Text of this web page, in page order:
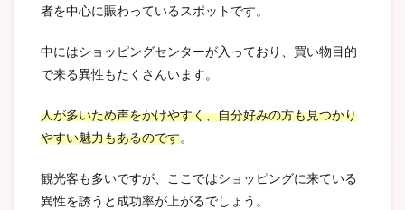
者を中心に賑わっているスポットです。
中にはショッピングセンターが入っており、買い物目的
で来る異性もたくさんいます。
人が多いため声をかけやすく、自分好みの方も見つかり
やすい魅力もあるのです。
観光客も多いですが、ここではショッピングに来ている
異性を誘うと成功率が上がるでしょう。